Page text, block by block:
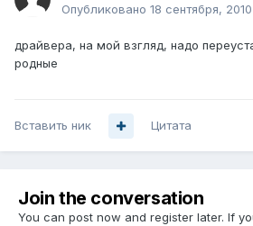
Опубликовано 18 сентября, 2010
драйвера, на мой взгляд, надо
родные
Вставить ник Цитата
Join the conversation
You can post now and register later. If